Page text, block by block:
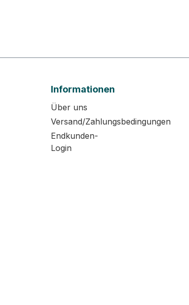
Informationen
Über uns
Versand/Zahlungsbedingungen
Endkunden-
Login